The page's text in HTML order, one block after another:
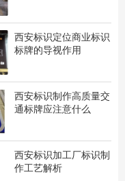
西安标识定位商业标识
标牌的导视作用
西安标识制作高质量交
通标牌应注意什么
西安标识加工厂标识制
作工艺解析